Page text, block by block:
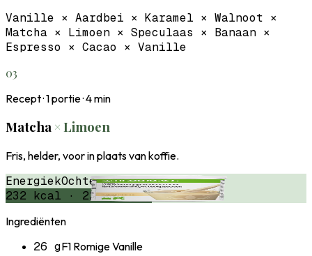
Vanille × Aardbei × Karamel × Walnoot ×
Matcha × Limoen × Speculaas × Banaan ×
Espresso × Cacao × Vanille
03
Recept ·1portie ·4min
Matcha × Limoen
Fris, helder, voor in plaats van koffie.
EnergiekOchtendFris
232 kcal · 22g eiwit
Ingrediënten
26 gF1 Romige Vanille